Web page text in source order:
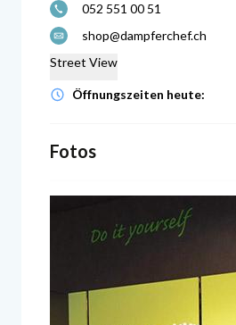
052 551 00 51
shop@dampferchef.ch
Street View
Öffnungszeiten heute:
Fotos